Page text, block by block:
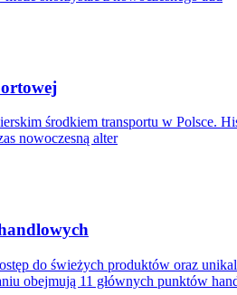
środkiem transportu w Polsce.
nowoczesną alter
do świeżych produktów oraz
obejmują 11 głównych punktów